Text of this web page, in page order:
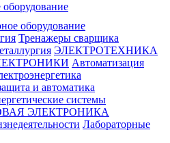
оборудование
Тренажеры сварщика
ЭЛЕКТРОТЕХНИКА
Автоматизация
и автоматика
системы
ЭЛЕКТРОНИКА
Лабораторные